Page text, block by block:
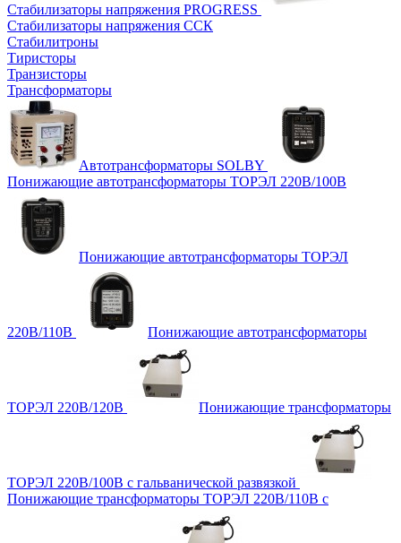
Стабилизаторы напряжения PROGRESS
Стабилизаторы напряжения ССК
Стабилитроны
Тиристоры
Транзисторы
Трансформаторы
Автотрансформаторы SOLBY
Понижающие автотрансформаторы ТОРЭЛ 220В/100В
Понижающие автотрансформаторы ТОРЭЛ
220В/110В Понижающие автотрансформаторы
ТОРЭЛ 220В/120В Понижающие трансформаторы
ТОРЭЛ 220В/100В с гальванической развязкой
Понижающие трансформаторы ТОРЭЛ 220В/110В с